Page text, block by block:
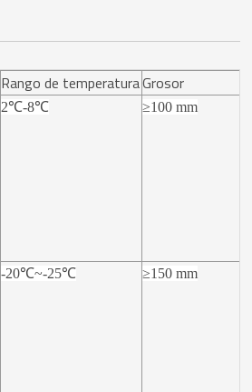
Rango de temperaturaGrosor
2℃-8℃ ≥100 mm
-20℃~-25℃ ≥150 mm